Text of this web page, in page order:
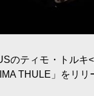
のティモ・トルキ
THULE」をリ